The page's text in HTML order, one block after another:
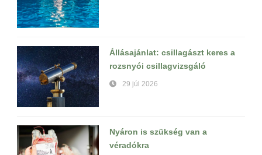
Állásajánlat: csillagászt keres a
rozsnyói csillagvizsgáló
29 júl 2026
Nyáron is szükség van a
véradókra